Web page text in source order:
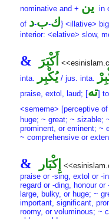
nominative and + ين in
of
ك-ب-د
} <illative>
interior: <elative> slow,
& أَكْبَرَ
inta.
يُكْبِر / jus. inta.
praise, extol, laud; [ته]
<sememe> [perceptive of
huge; ~ great; ~ sizable;
prominent, or eminent; ~
~ comprehensive or
& إِكْبَار
praise or -sing, extol or -
regard or -ding, honour
large, bulky, or huge; ~
important, significant,
roomy, or voluminous; ~